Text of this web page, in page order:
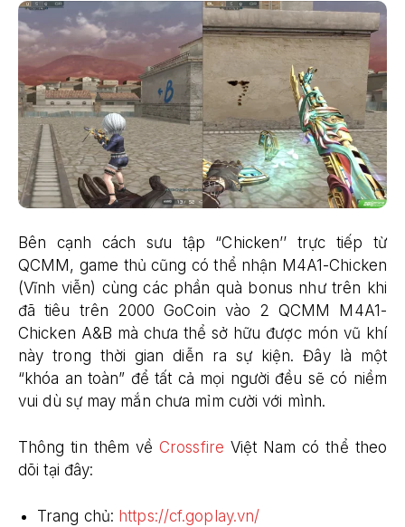
Bên cạnh cách sưu tập “Chicken’’ trực tiếp từ
QCMM, game thủ cũng có thể nhận M4A1-Chicken
(Vĩnh viễn) cùng các phần quà bonus như trên khi
đã tiêu trên 2000 GoCoin vào 2 QCMM M4A1-
Chicken A&B mà chưa thể sở hữu được món vũ khí
này trong thời gian diễn ra sự kiện. Đây là một
“khóa an toàn” để tất cả mọi người đều sẽ có niềm
vui dù sự may mắn chưa mỉm cười với mình.
Thông tin thêm về Crossfire Việt Nam có thể theo
dõi tại đây:
Trang chủ: https://cf.goplay.vn/